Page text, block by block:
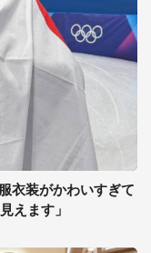
衣装がかわいすぎて
えます」